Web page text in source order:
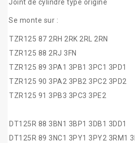
Joint de cylindre type origine
Se monte sur :
TZR125 87 2RH 2RK 2RL 2RN
TZR125 88 2RJ 3FN
TZR125 89 3PA1 3PB1 3PC1 3PD1
TZR125 90 3PA2 3PB2 3PC2 3PD2
TZR125 91 3PB3 3PC3 3PE2
DT125R 88 3BN1 3BP1 3DB1 3DD1
DT125R 89 3NC1 3PY1 3PY2 3RM1